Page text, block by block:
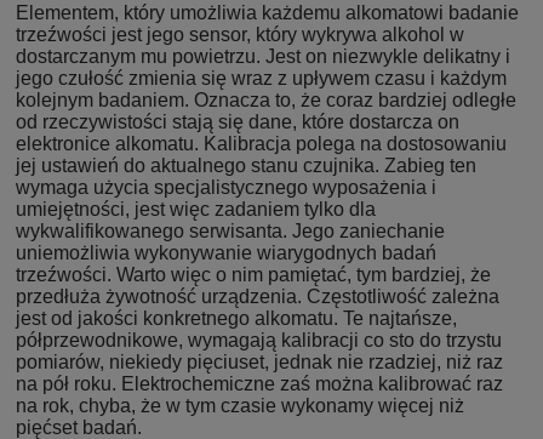
Elementem, który umożliwia każdemu alkomatowi badanie
trzeźwości jest jego sensor, który wykrywa alkohol w
dostarczanym mu powietrzu. Jest on niezwykle delikatny i
jego czułość zmienia się wraz z upływem czasu i każdym
kolejnym badaniem. Oznacza to, że coraz bardziej odległe
od rzeczywistości stają się dane, które dostarcza on
elektronice alkomatu. Kalibracja polega na dostosowaniu
jej ustawień do aktualnego stanu czujnika. Zabieg ten
wymaga użycia specjalistycznego wyposażenia i
umiejętności, jest więc zadaniem tylko dla
wykwalifikowanego serwisanta. Jego zaniechanie
uniemożliwia wykonywanie wiarygodnych badań
trzeźwości. Warto więc o nim pamiętać, tym bardziej, że
przedłuża żywotność urządzenia. Częstotliwość zależna
jest od jakości konkretnego alkomatu. Te najtańsze,
półprzewodnikowe, wymagają kalibracji co sto do trzystu
pomiarów, niekiedy pięciuset, jednak nie rzadziej, niż raz
na pół roku. Elektrochemiczne zaś można kalibrować raz
na rok, chyba, że w tym czasie wykonamy więcej niż
pięćset badań.